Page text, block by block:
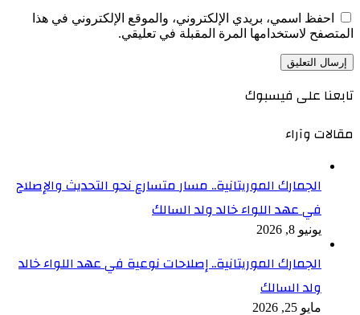
احفظ اسمي، بريدي الإلكتروني، والموقع الإلكتروني في هذا
المتصفح لاستخدامها المرة المقبلة في تعليقي.
تابعنا على فيسبوك
مقالات وآراء
الجمارك الموريتانية.. مسار متسارع نحو التحديث والإصلاح
في عهد اللواء خالد ولد السالك
يونيو 8, 2026
الجمارك الموريتانية.. إصلاحات نوعية في عهد اللواء خالد
ولد السالك
مايو 25, 2026